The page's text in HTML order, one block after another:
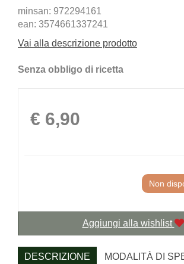
minsan: 972294161
ean: 3574661337241
Vai alla descrizione prodotto
Senza obbligo di ricetta
Prezzo
€ 6,90
Non
Aggiungi alla wishlist
DESCRIZIONE
MODALITÀ DI